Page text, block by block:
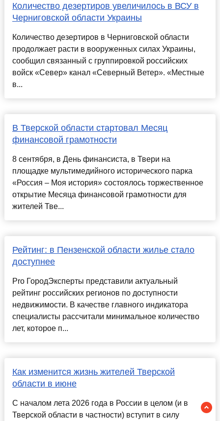
Количество дезертиров увеличилось в ВСУ в
Черниговской области Украины
Количество дезертиров в Черниговской области
продолжает расти в вооруженных силах Украины,
сообщил связанный с группировкой российских
войск «Север» канал «Северный Ветер». «Местные
в...
В Тверской области стартовал Месяц
финансовой грамотности
8 сентября, в День финансиста, в Твери на
площадке мультимедийного исторического парка
«Россия – Моя история» состоялось торжественное
открытие Месяца финансовой грамотности для
жителей Тве...
Рейтинг: в Пензенской области жилье стало
доступнее
Pro ГородЭксперты представили актуальный
рейтинг российских регионов по доступности
недвижимости. В качестве главного индикатора
специалисты рассчитали минимальное количество
лет, которое п...
Как изменится жизнь жителей Тверской
области в июне
С началом лета 2026 года в России в целом (и в
Тверской области в частности) вступит в силу